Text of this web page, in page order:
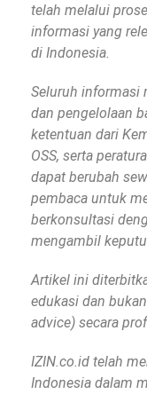
telah melalui
informasi yang
di Indonesia.
Seluruh informasi
dan pengelolaan
ketentuan dari
OSS, serta
dapat berubah
pembaca untuk
berkonsultasi
mengambil
Artikel ini
edukasi dan
advice) secara
IZIN.co.id telah
Indonesia dalam